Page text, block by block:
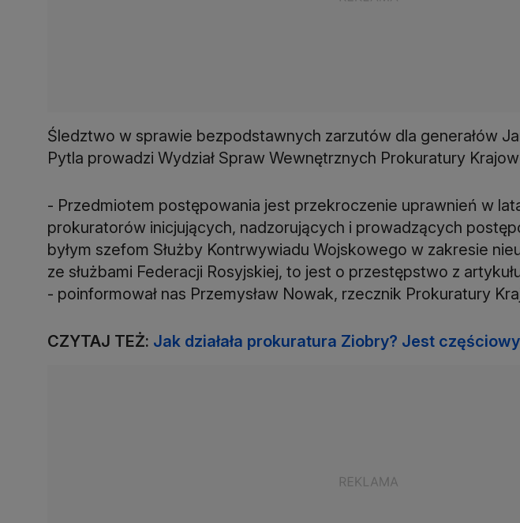
Śledztwo w sprawie bezpodstawnych zarzutów dla generałów
Pytla prowadzi Wydział Spraw Wewnętrznych Prokuratury
- Przedmiotem postępowania jest przekroczenie uprawnień w
prokuratorów inicjujących, nadzorujących i prowadzących
byłym szefom Służby Kontrwywiadu Wojskowego w zakresie
ze służbami Federacji Rosyjskiej, to jest o przestępstwo z
- poinformował nas Przemysław Nowak, rzecznik Prokuratury
CZYTAJ TEŻ: Jak działała prokuratura Ziobry? Jest